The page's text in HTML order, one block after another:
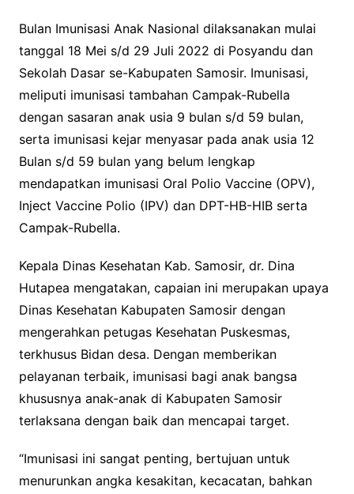
Bulan Imunisasi Anak Nasional dilaksanakan mulai
tanggal 18 Mei s/d 29 Juli 2022 di Posyandu dan
Sekolah Dasar se-Kabupaten Samosir. Imunisasi,
meliputi imunisasi tambahan Campak-Rubella
dengan sasaran anak usia 9 bulan s/d 59 bulan,
serta imunisasi kejar menyasar pada anak usia 12
Bulan s/d 59 bulan yang belum lengkap
mendapatkan imunisasi Oral Polio Vaccine (OPV),
Inject Vaccine Polio (IPV) dan DPT-HB-HIB serta
Campak-Rubella.
Kepala Dinas Kesehatan Kab. Samosir, dr. Dina
Hutapea mengatakan, capaian ini merupakan upaya
Dinas Kesehatan Kabupaten Samosir dengan
mengerahkan petugas Kesehatan Puskesmas,
terkhusus Bidan desa. Dengan memberikan
pelayanan terbaik, imunisasi bagi anak bangsa
khususnya anak-anak di Kabupaten Samosir
terlaksana dengan baik dan mencapai target.
“Imunisasi ini sangat penting, bertujuan untuk
menurunkan angka kesakitan, kecacatan, bahkan